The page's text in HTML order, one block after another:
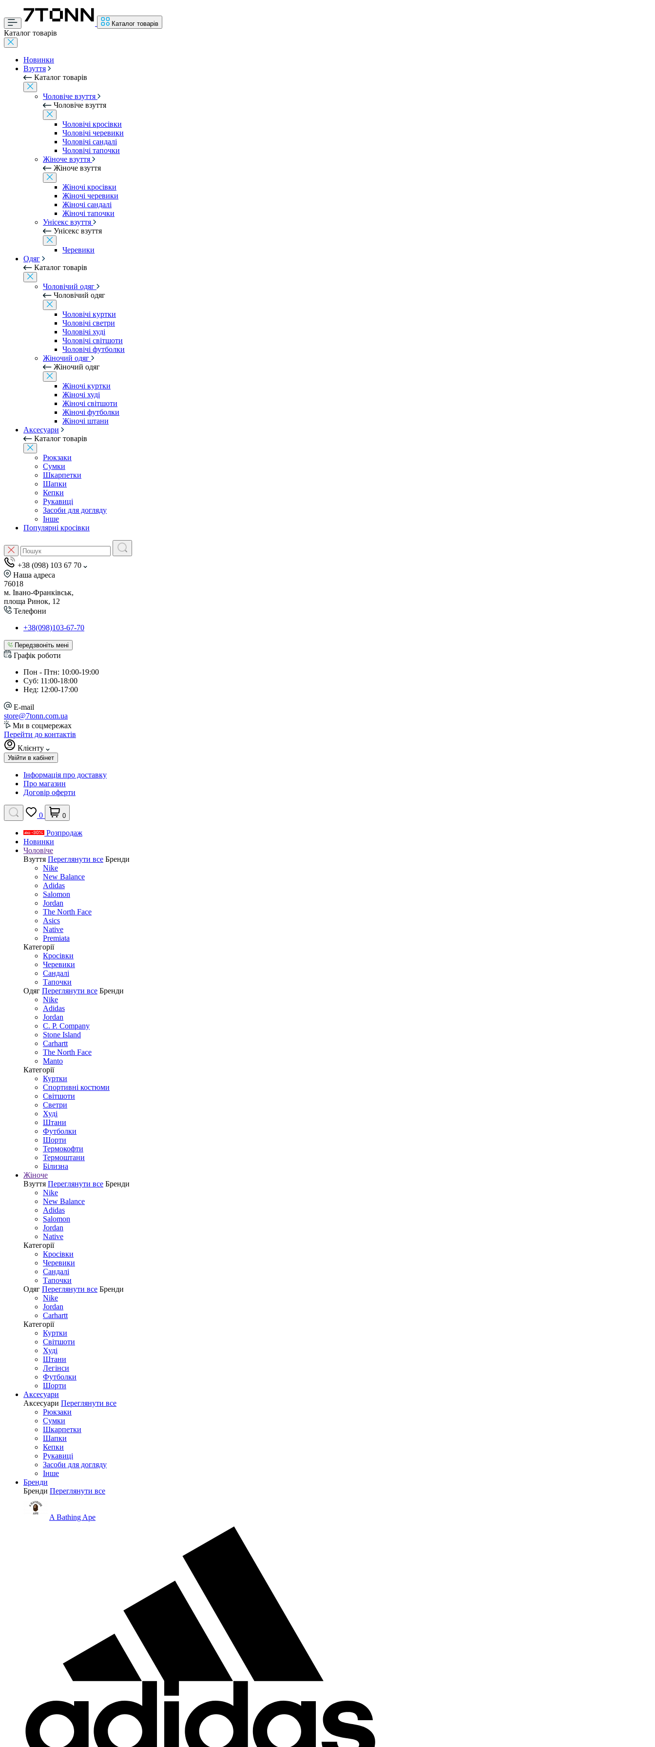
Каталог товарів
Каталог товарів
Новинки
Взуття
Каталог товарів
Чоловіче взуття
Чоловіче взуття
Чоловічі кросівки
Чоловічі черевики
Чоловічі сандалі
Чоловічі тапочки
Жіноче взуття
Жіноче взуття
Жіночі кросівки
Жіночі черевики
Жіночі сандалі
Жіночі тапочки
Унісекс взуття
Унісекс взуття
Черевики
Одяг
Каталог товарів
Чоловічий одяг
Чоловічий одяг
Чоловічі куртки
Чоловічі светри
Чоловічі худі
Чоловічі світшоти
Чоловічі футболки
Жіночий одяг
Жіночий одяг
Жіночі куртки
Жіночі худі
Жіночі світшоти
Жіночі футболки
Жіночі штани
Аксесуари
Каталог товарів
Рюкзаки
Сумки
Шкарпетки
Шапки
Кепки
Рукавиці
Засоби для догляду
Інше
Популярні кросівки
+38 (098) 103 67 70
Наша адреса
76018
м. Івано-Франківськ,
площа Ринок, 12
Телефони
+38(098)103-67-70
Передзвоніть мені
Графік роботи
Пон - Птн: 10:00-19:00
Суб: 11:00-18:00
Нед: 12:00-17:00
E-mail
store@7tonn.com.ua
Ми в соцмережах
Перейти до контактів
Клієнту
Увійти в кабінет
Інформація про доставку
Про магазин
Договір оферти
0 0
Розпродаж
Новинки
Чоловіче
Взуття Переглянути все Бренди
Nike
New Balance
Adidas
Salomon
Jordan
The North Face
Asics
Native
Premiata
Категорії
Кросівки
Черевики
Сандалі
Tапочки
Одяг Переглянути все Бренди
Nike
Adidas
Jordan
C. P. Company
Stone Island
Carhartt
The North Face
Manto
Категорії
Куртки
Спортивні костюми
Світшоти
Светри
Худі
Штани
Футболки
Шорти
Термокофти
Термоштани
Білизна
Жіноче
Взуття Переглянути все Бренди
Nike
New Balance
Adidas
Salomon
Jordan
Native
Категорії
Кросівки
Черевики
Сандалі
Tапочки
Одяг Переглянути все Бренди
Nike
Jordan
Carhartt
Категорії
Куртки
Світшоти
Худі
Штани
Легінси
Футболки
Шорти
Аксесуари
Аксесуари Переглянути все
Рюкзаки
Сумки
Шкарпетки
Шапки
Кепки
Рукавиці
Засоби для догляду
Інше
Бренди
Бренди Переглянути все
A Bathing Ape